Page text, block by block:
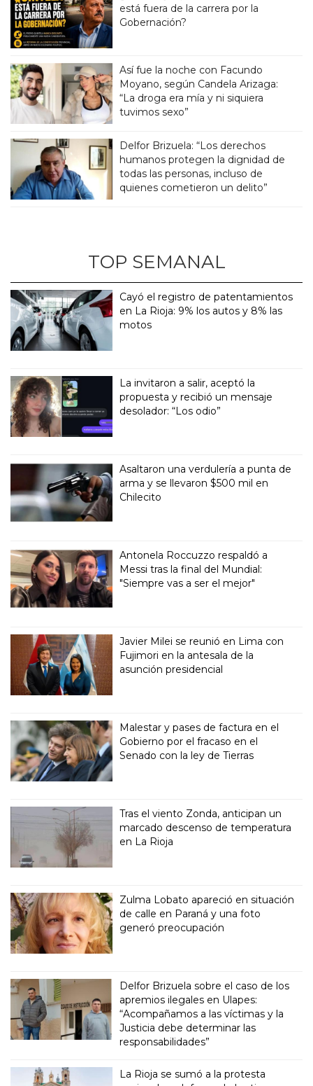
está fuera de la carrera por la
Gobernación?
Así fue la noche con Facundo
Moyano, según Candela Arizaga:
“La droga era mía y ni siquiera
tuvimos sexo”
Delfor Brizuela: “Los derechos
humanos protegen la dignidad de
todas las personas, incluso de
quienes cometieron un delito”
TOP SEMANAL
Cayó el registro de patentamientos
en La Rioja: 9% los autos y 8% las
motos
La invitaron a salir, aceptó la
propuesta y recibió un mensaje
desolador: “Los odio”
Asaltaron una verdulería a punta de
arma y se llevaron $500 mil en
Chilecito
Antonela Roccuzzo respaldó a
Messi tras la final del Mundial:
"Siempre vas a ser el mejor"
Javier Milei se reunió en Lima con
Fujimori en la antesala de la
asunción presidencial
Malestar y pases de factura en el
Gobierno por el fracaso en el
Senado con la ley de Tierras
Tras el viento Zonda, anticipan un
marcado descenso de temperatura
en La Rioja
Zulma Lobato apareció en situación
de calle en Paraná y una foto
generó preocupación
Delfor Brizuela sobre el caso de los
apremios ilegales en Ulapes:
“Acompañamos a las víctimas y la
Justicia debe determinar las
responsabilidades”
La Rioja se sumó a la protesta